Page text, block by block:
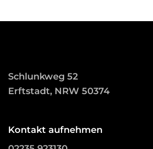
Schlunkweg 52
Erftstadt, NRW 50374
Kontakt aufnehmen